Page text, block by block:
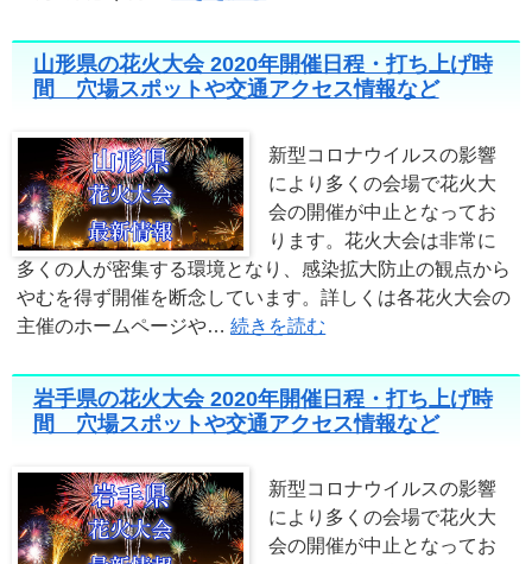
山形県の花火大会 2020年開催日程・打ち上げ時
間 穴場スポットや交通アクセス情報など
新型コロナウイルスの影響
により多くの会場で花火大
会の開催が中止となってお
ります。花火大会は非常に
多くの人が密集する環境となり、感染拡大防止の観点から
やむを得ず開催を断念しています。詳しくは各花火大会の
主催のホームページや…続きを読む
岩手県の花火大会 2020年開催日程・打ち上げ時
間 穴場スポットや交通アクセス情報など
新型コロナウイルスの影響
により多くの会場で花火大
会の開催が中止となってお